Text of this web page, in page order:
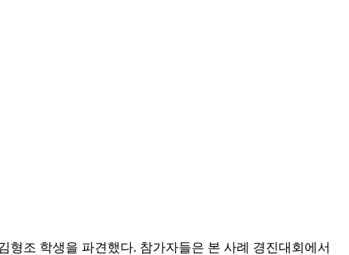
형조 학생을 파견했다. 참가자들은 본 사례 경진대회에서